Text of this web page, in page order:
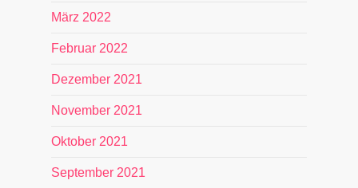
März 2022
Februar 2022
Dezember 2021
November 2021
Oktober 2021
September 2021